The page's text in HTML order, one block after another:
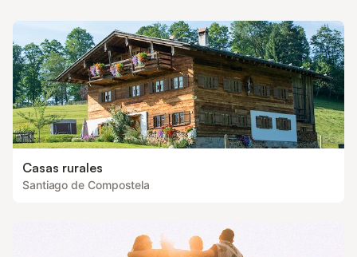
Casas rurales
Santiago de Compostela